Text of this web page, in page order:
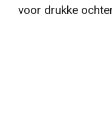
voor drukke